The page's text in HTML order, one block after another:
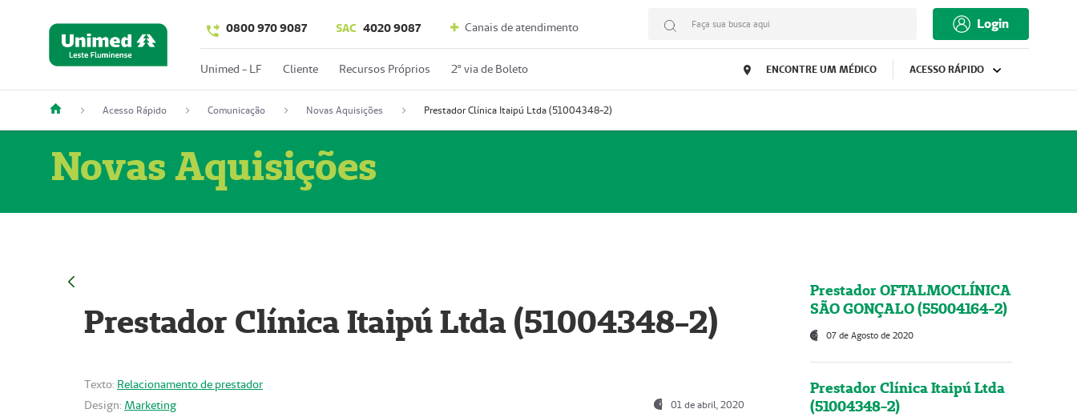
0800 970 9087 SAC 4020 9087 Canais de atendimento Faça sua busca aqui Login
Unimed - LF Cliente Recursos Próprios 2º via de Boleto ENCONTRE UM MÉDICO ACESSO RÁPIDO
Acesso Rápido Comunicação Novas Aquisições Prestador Clínica Itaipú Ltda (51004348-2)
Novas Aquisições
Prestador Clínica Itaipú Ltda (51004348-2)
Texto: Relacionamento de prestador
Design: Marketing 01 de abril, 2020
Prestador OFTALMOCLÍNICA
SÃO GONÇALO (55004164-2)
07 de Agosto de 2020
Prestador Clínica Itaipú Ltda
(51004348-2)